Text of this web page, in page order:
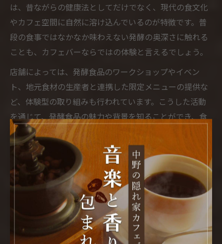
は、昔ながらの健康法としてだけでなく、現代の食文化
やカフェ空間に自然に溶け込んでいるのが特徴です。普
段の食事ではなかなか味わえない発酵の奥深さに触れる
ことも、カフェバーならではの体験と言えるでしょう。
店舗によっては、発酵食品のワークショップやイベン
ト、地元食材の生産者と連携した限定メニューの提供な
ど、体験型の取り組みも行われています。こうした活動
を通じて、発酵食品の魅力や背景を知ることができ、食
への関心や地域への愛着が深まると好評です。
発酵食の魅力を再発見したい方は、まずは気軽にカフェ
バーを訪れてみてください。自分のペースで新しい味と
向き合い、くつろぎのひとときを楽しむことで、心も体
も豊かになる体験が待っています。